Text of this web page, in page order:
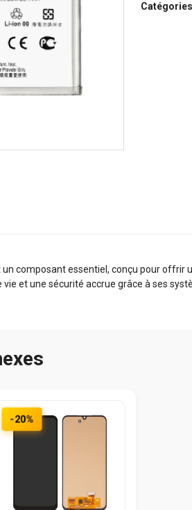
un composant essentiel, conçu pour
et une sécurité accrue grâce à ses
-20%